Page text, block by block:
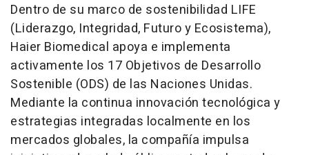
Dentro de su marco de sostenibilidad LIFE
(Liderazgo, Integridad, Futuro y Ecosistema),
Haier Biomedical apoya e implementa
activamente los 17 Objetivos de Desarrollo
Sostenible (ODS) de las Naciones Unidas.
Mediante la continua innovación tecnológica y
estrategias integradas localmente en los
mercados globales, la compañía impulsa